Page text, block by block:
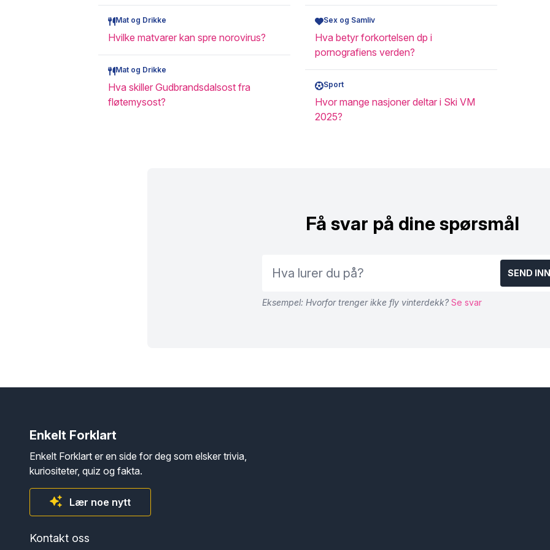
Mat og Drikke
Hvilke matvarer kan spre norovirus?
Mat og Drikke
Hva skiller Gudbrandsdalsost fra
fløtemysost?
Sex og Samliv
Hva betyr forkortelsen dp i
pornografiens verden?
Sport
Hvor mange nasjoner deltar i Ski VM
2025?
Få svar på dine spørsmål
SEND
Eksempel: Hvorfor trenger ikke fly vinterdekk? Se svar
Enkelt Forklart
Enkelt Forklart er en side for deg som elsker trivia,
kuriositeter, quiz og fakta.
Lær noe nytt
Kontakt oss